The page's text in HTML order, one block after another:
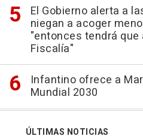
El Gobierno alerta a
niegan a acoger
"entonces tendrá
Fiscalía"
Infantino ofrece a
Mundial 2030
ÚLTIMAS NOTICIAS